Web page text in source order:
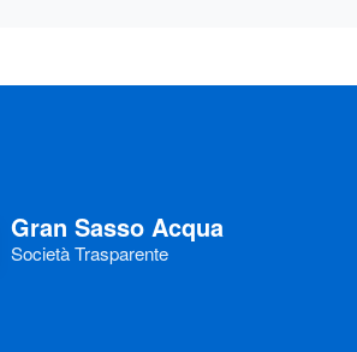
Gran Sasso Acqua
Società Trasparente